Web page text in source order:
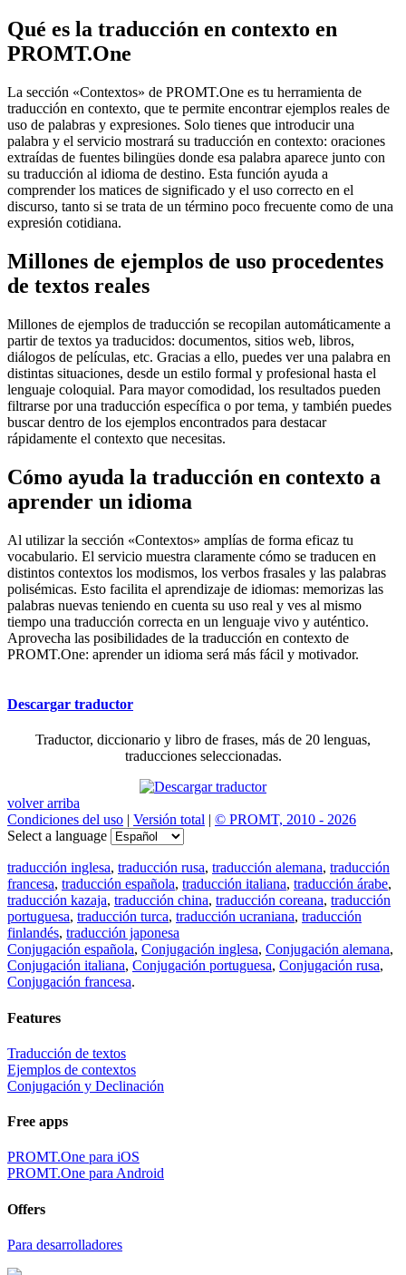
Qué es la traducción en contexto en
PROMT.One
La sección «Contextos» de PROMT.One es tu herramienta de
traducción en contexto, que te permite encontrar ejemplos reales de
uso de palabras y expresiones. Solo tienes que introducir una
palabra y el servicio mostrará su traducción en contexto: oraciones
extraídas de fuentes bilingües donde esa palabra aparece junto con
su traducción al idioma de destino. Esta función ayuda a
comprender los matices de significado y el uso correcto en el
discurso, tanto si se trata de un término poco frecuente como de una
expresión cotidiana.
Millones de ejemplos de uso procedentes
de textos reales
Millones de ejemplos de traducción se recopilan automáticamente a
partir de textos ya traducidos: documentos, sitios web, libros,
diálogos de películas, etc. Gracias a ello, puedes ver una palabra en
distintas situaciones, desde un estilo formal y profesional hasta el
lenguaje coloquial. Para mayor comodidad, los resultados pueden
filtrarse por una traducción específica o por tema, y también puedes
buscar dentro de los ejemplos encontrados para destacar
rápidamente el contexto que necesitas.
Cómo ayuda la traducción en contexto a
aprender un idioma
Al utilizar la sección «Contextos» amplías de forma eficaz tu
vocabulario. El servicio muestra claramente cómo se traducen en
distintos contextos los modismos, los verbos frasales y las palabras
polisémicas. Esto facilita el aprendizaje de idiomas: memorizas las
palabras nuevas teniendo en cuenta su uso real y ves al mismo
tiempo una traducción correcta en un lenguaje vivo y auténtico.
Aprovecha las posibilidades de la traducción en contexto de
PROMT.One: aprender un idioma será más fácil y motivador.
Descargar traductor
Traductor, diccionario y libro de frases, más de 20 lenguas,
traducciones seleccionadas.
volver arriba
Condiciones del uso | Versión total | © PROMT, 2010 - 2026
Select a language
traducción inglesa, traducción rusa, traducción alemana, traducción
francesa, traducción española, traducción italiana, traducción árabe,
traducción kazaja, traducción china, traducción coreana, traducción
portuguesa, traducción turca, traducción ucraniana, traducción
finlandés, traducción japonesa
Conjugación española, Conjugación inglesa, Conjugación alemana,
Conjugación italiana, Conjugación portuguesa, Conjugación rusa,
Conjugación francesa.
Features
Traducción de textos
Ejemplos de contextos
Conjugación y Declinación
Free apps
PROMT.One para iOS
PROMT.One para Android
Offers
Para desarrolladores